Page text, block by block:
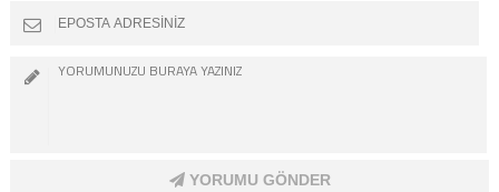
YORUMU GÖNDER